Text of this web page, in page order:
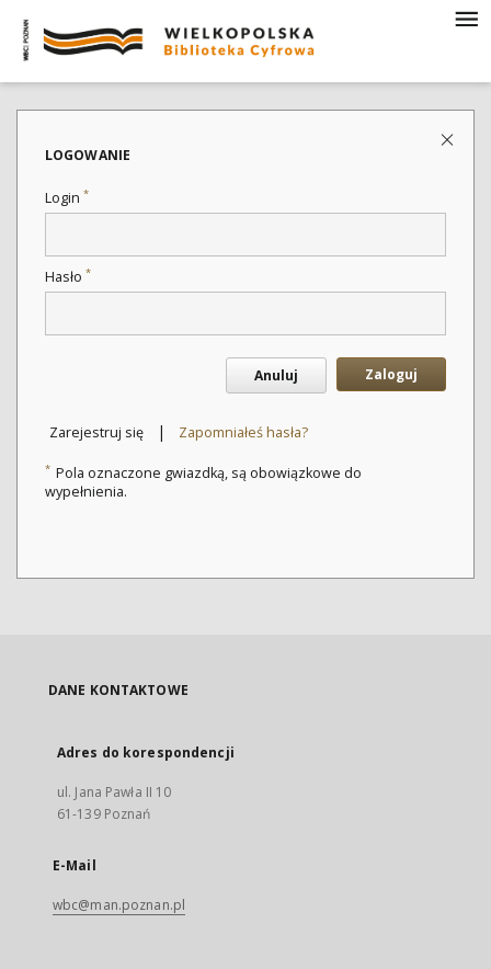
LOGOWANIE
Login *
Hasło *
Anuluj Zaloguj
Zarejestruj się | Zapomniałeś hasła?
* Pola oznaczone gwiazdką, są obowiązkowe do
wypełnienia.
DANE KONTAKTOWE
Adres do korespondencji
ul. Jana Pawła II 10
61-139 Poznań
E-Mail
wbc@man.poznan.pl